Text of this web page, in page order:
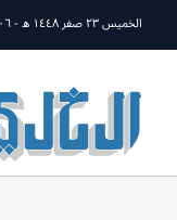
الخميس ٢٣ صفر ١٤٤٨ ه - ٠٦ أغسطس ٢٠٢٦